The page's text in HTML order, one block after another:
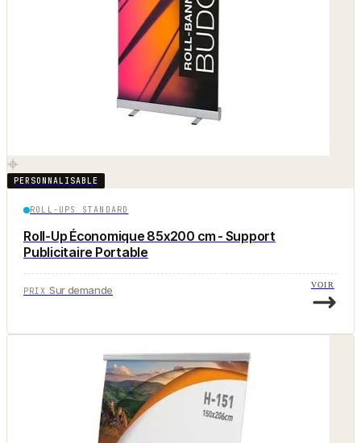
PERSONNALISABLE
ROLL-UPS STANDARD
Roll-Up Économique 85x200 cm - Support
Publicitaire Portable
PRIX Sur demande VOIR